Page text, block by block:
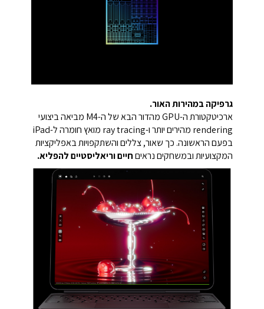
גרפיקה במהירות האור.
ארכיטקטורת ה-GPU מהדור הבא של ה-M4 מביאה ביצועי
rendering מהירים יותר ו-ray tracing מואץ חומרה ל-iPad
בפעם הראשונה. כך שאור, צללים והשתקפויות באפליקציות
המקצועיות ובמשחקים נראיםחיים וריאליסטיים להפליא.